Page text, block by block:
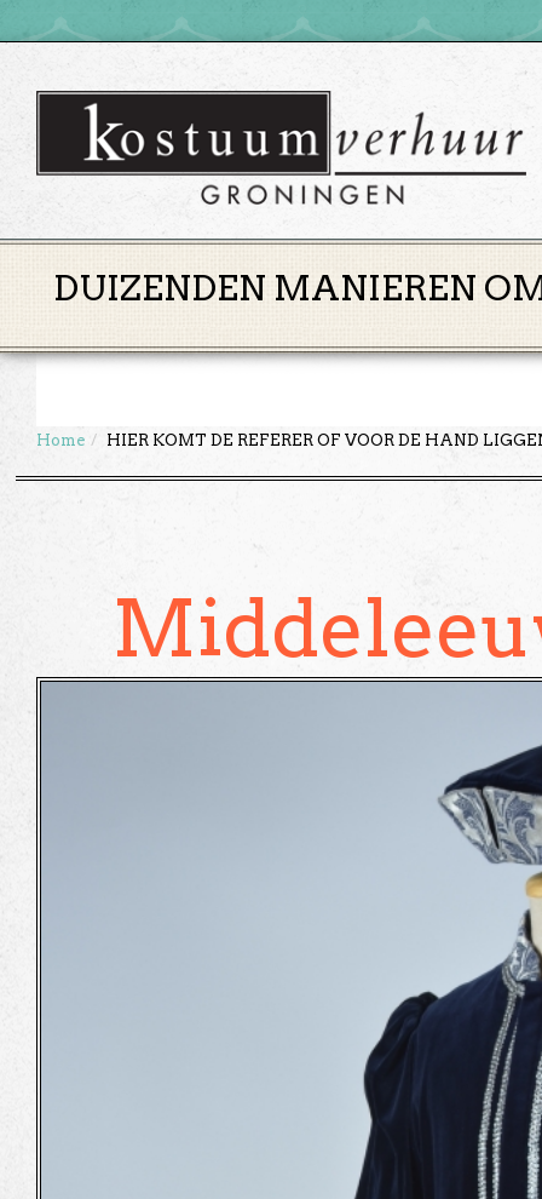
DUIZENDEN MANIEREN
Home HIER KOMT DE REFERER OF VOOR DE HAND